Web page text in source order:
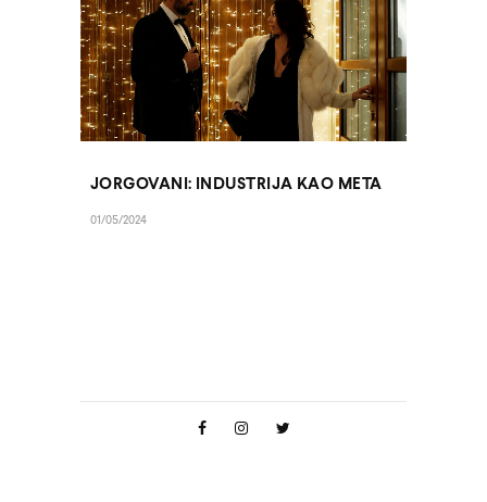
JORGOVANI: INDUSTRIJA KAO META
01/05/2024